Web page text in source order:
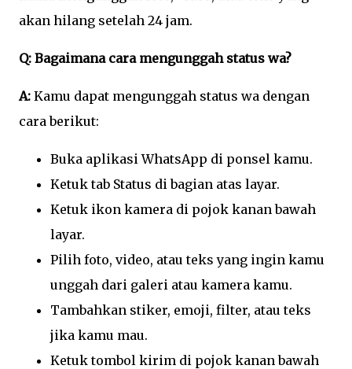
akan hilang setelah 24 jam.
Q: Bagaimana cara mengunggah status wa?
A: Kamu dapat mengunggah status wa dengan
cara berikut:
Buka aplikasi WhatsApp di ponsel kamu.
Ketuk tab Status di bagian atas layar.
Ketuk ikon kamera di pojok kanan bawah
layar.
Pilih foto, video, atau teks yang ingin kamu
unggah dari galeri atau kamera kamu.
Tambahkan stiker, emoji, filter, atau teks
jika kamu mau.
Ketuk tombol kirim di pojok kanan bawah